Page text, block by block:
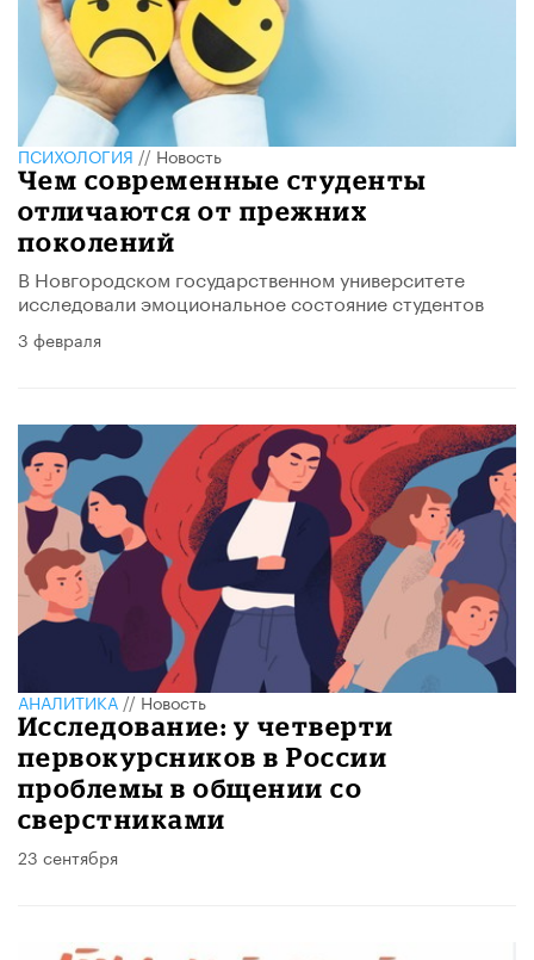
ПСИХОЛОГИЯ//Новость
Чем современные студенты
отличаются от прежних
поколений
В Новгородском государственном университете
исследовали эмоциональное состояние студентов
3 февраля
АНАЛИТИКА//Новость
Исследование: у четверти
первокурсников в России
проблемы в общении со
сверстниками
23 сентября